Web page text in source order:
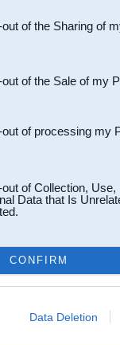
Participants
of the Sharing of
of the Sale of my
of processing my
of Collection,
Data that Is
CONFIRM
Data Deletion